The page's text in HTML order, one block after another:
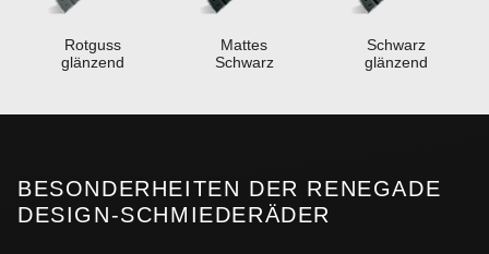
Rotguss
glänzend
Mattes
Schwarz
Schwarz
glänzend
BESONDERHEITEN DER RENEGADE
DESIGN-SCHMIEDERÄDER